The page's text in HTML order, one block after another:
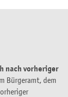
nach vorheriger
Bürgeramt, dem